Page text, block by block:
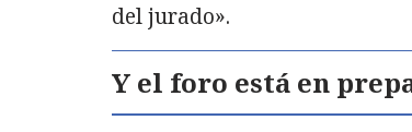
del jurado».
Y el foro está en